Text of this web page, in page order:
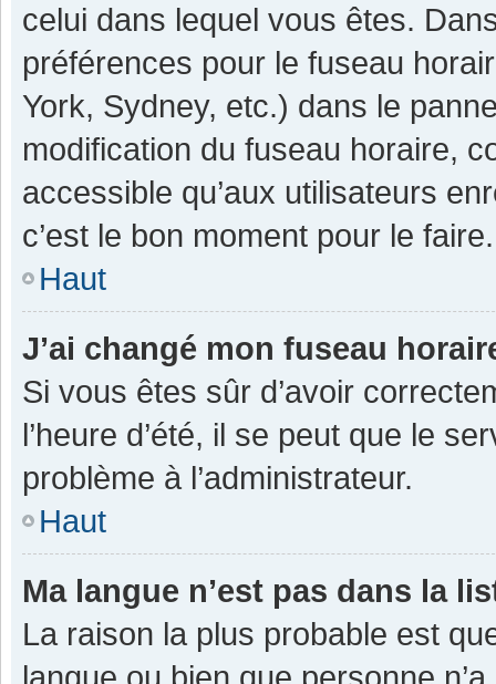
celui dans lequel vous êtes.
préférences pour le fuseau
York, Sydney, etc.) dans le
modification du fuseau horaire,
accessible qu’aux utilisateurs
c’est le bon moment pour le faire.
Haut
J’ai changé mon fuseau
Si vous êtes sûr d’avoir
l’heure d’été, il se peut que le
problème à l’administrateur.
Haut
Ma langue n’est pas dans la
La raison la plus probable est